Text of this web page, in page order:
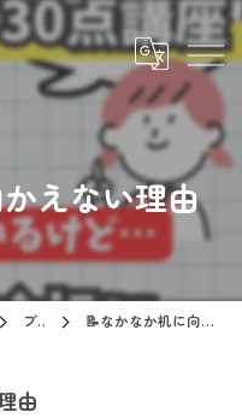
えない理由
ブログ 📝なかなか机に向かえない理由
由